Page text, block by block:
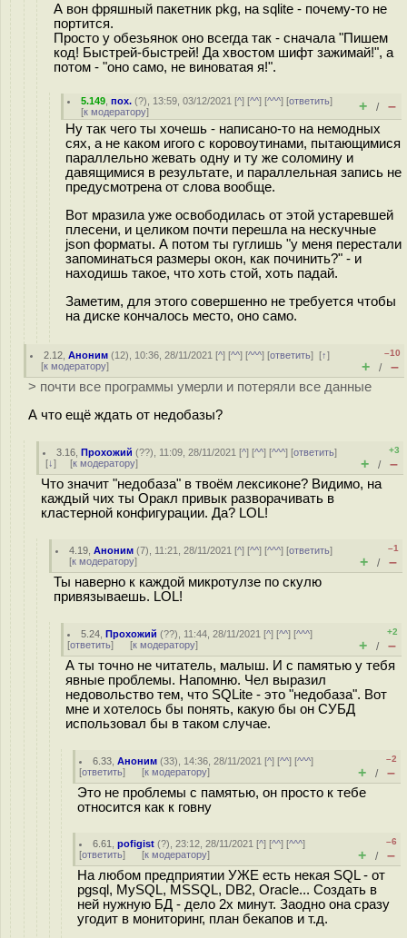
А вон фряшный пакетник pkg, на sqlite - почему-то не
портится.
Просто у обезьянок оно всегда так - сначала "Пишем
код! Быстрей-быстрей! Да хвостом шифт зажимай!", а
потом - "оно само, не виноватая я!".
5.149 ,пох. (?), 13:59, 03/12/2021 [^] [^^] [^^^] [ответить]
[к модератору] + / –
Ну так чего ты хочешь - написано-то на немодных
сях, а не каком игого с коровоутинами, пытающимися
параллельно жевать одну и ту же соломину и
давящимися в результате, и параллельная запись не
предусмотрена от слова вообще.
Вот мразила уже освободилась от этой устаревшей
плесени, и целиком почти перешла на нескучные
json форматы. А потом ты гуглишь "у меня перестали
запоминаться размеры окон, как починить?" - и
находишь такое, что хоть стой, хоть падай.
Заметим, для этого совершенно не требуется чтобы
на диске кончалось место, оно само.
2.12 ,Аноним (12), 10:36, 28/11/2021 [^] [^^] [^^^] [ответить][↑]
[к модератору]
–10
+ / –
> почти все программы умерли и потеряли все данные
А что ещё ждать от недобазы?
3.16 ,Прохожий (??), 11:09, 28/11/2021 [^] [^^] [^^^] [ответить]
[↓] [к модератору]
+3
+ / –
Что значит "недобаза" в твоём лексиконе? Видимо, на
каждый чих ты Оракл привык разворачивать в
кластерной конфигурации. Да? LOL!
4.19 ,Аноним (7), 11:21, 28/11/2021 [^] [^^] [^^^] [ответить]
[к модератору]
–1
+ / –
Ты наверно к каждой микротулзе по скулю
привязываешь. LOL!
5.24 ,Прохожий (??), 11:44, 28/11/2021 [^] [^^] [^^^]
[ответить] [к модератору]
+2
+ / –
А ты точно не читатель, малыш. И с памятью у тебя
явные проблемы. Напомню. Чел выразил
недовольство тем, что SQLite - это "недобаза". Вот
мне и хотелось бы понять, какую бы он СУБД
использовал бы в таком случае.
6.33 ,Аноним (33), 14:36, 28/11/2021 [^] [^^] [^^^]
[ответить] [к модератору]
–2
+ / –
Это не проблемы с памятью, он просто к тебе
относится как к гoвну
6.61 ,pofigist (?), 23:12, 28/11/2021 [^] [^^] [^^^]
[ответить] [к модератору]
–6
+ / –
На любом предприятии УЖЕ есть некая SQL - от
pgsql, MySQL, MSSQL, DB2, Oracle... Создать в
ней нужную БД - дело 2х минут. Заодно она сразу
угодит в мониторинг, план бекапов и т.д.